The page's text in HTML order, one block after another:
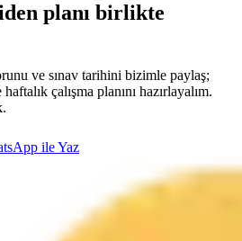
planı birlikte
ve sınav tarihini bizimle paylaş;
çalışma planını hazırlayalım.
ile Yaz